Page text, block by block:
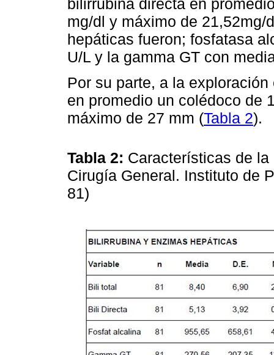
bilirrubina directa en
mg/dl y máximo de
hepáticas fueron; fosfatasa
U/L y la gamma GT con
Por su parte, a la
en promedio un colédoco de
máximo de 27 mm (Tabla 2).
Tabla 2: Características de
Cirugía General. Instituto de
81)